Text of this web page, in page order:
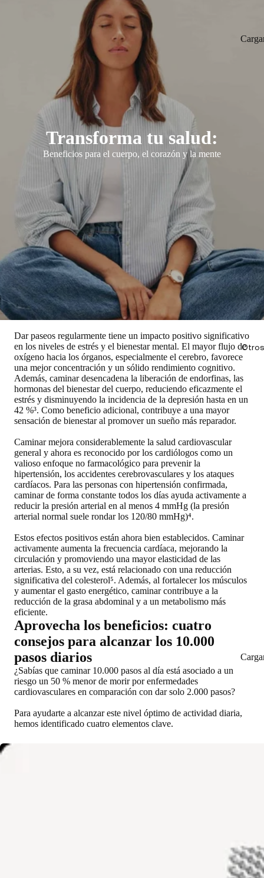
Transforma tu salud:
Beneficios para el cuerpo, el corazón y la mente
Dar paseos regularmente tiene un impacto positivo significativo
en los niveles de estrés y el bienestar mental. El mayor flujo de
oxígeno hacia los órganos, especialmente el cerebro, favorece
una mejor concentración y un sólido rendimiento cognitivo.
Además, caminar desencadena la liberación de endorfinas, las
hormonas del bienestar del cuerpo, reduciendo eficazmente el
estrés y disminuyendo la incidencia de la depresión hasta en un
42 %³. Como beneficio adicional, contribuye a una mayor
sensación de bienestar al promover un sueño más reparador.
Caminar mejora considerablemente la salud cardiovascular
general y ahora es reconocido por los cardiólogos como un
valioso enfoque no farmacológico para prevenir la
hipertensión, los accidentes cerebrovasculares y los ataques
cardíacos. Para las personas con hipertensión confirmada,
caminar de forma constante todos los días ayuda activamente a
reducir la presión arterial en al menos 4 mmHg (la presión
arterial normal suele rondar los 120/80 mmHg)⁴.
Estos efectos positivos están ahora bien establecidos. Caminar
activamente aumenta la frecuencia cardíaca, mejorando la
circulación y promoviendo una mayor elasticidad de las
arterias. Esto, a su vez, está relacionado con una reducción
significativa del colesterol⁵. Además, al fortalecer los músculos
y aumentar el gasto energético, caminar contribuye a la
reducción de la grasa abdominal y a un metabolismo más
eficiente.
Aprovecha los beneficios: cuatro
consejos para alcanzar los 10.000
pasos diarios
¿Sabías que caminar 10.000 pasos al día está asociado a un
riesgo un 50 % menor de morir por enfermedades
cardiovasculares en comparación con dar solo 2.000 pasos?
Para ayudarte a alcanzar este nivel óptimo de actividad diaria,
hemos identificado cuatro elementos clave.